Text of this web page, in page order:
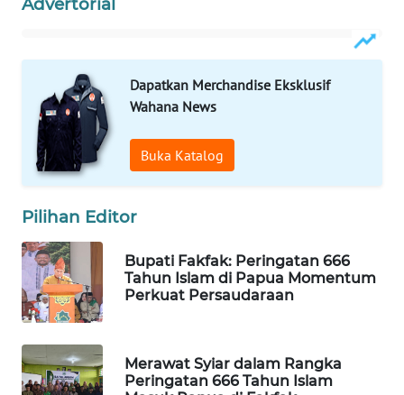
Dapatkan Merchandise Eksklusif
Wahana News
Buka Katalog
Pilihan Editor
Bupati Fakfak: Peringatan 666
Tahun Islam di Papua Momentum
Perkuat Persaudaraan
Merawat Syiar dalam Rangka
Peringatan 666 Tahun Islam
WAHANA
UMKM
WAHANA
SELEB
PERSONA
WAHANA
OTOMOTIF
WAHANA
HEALTH